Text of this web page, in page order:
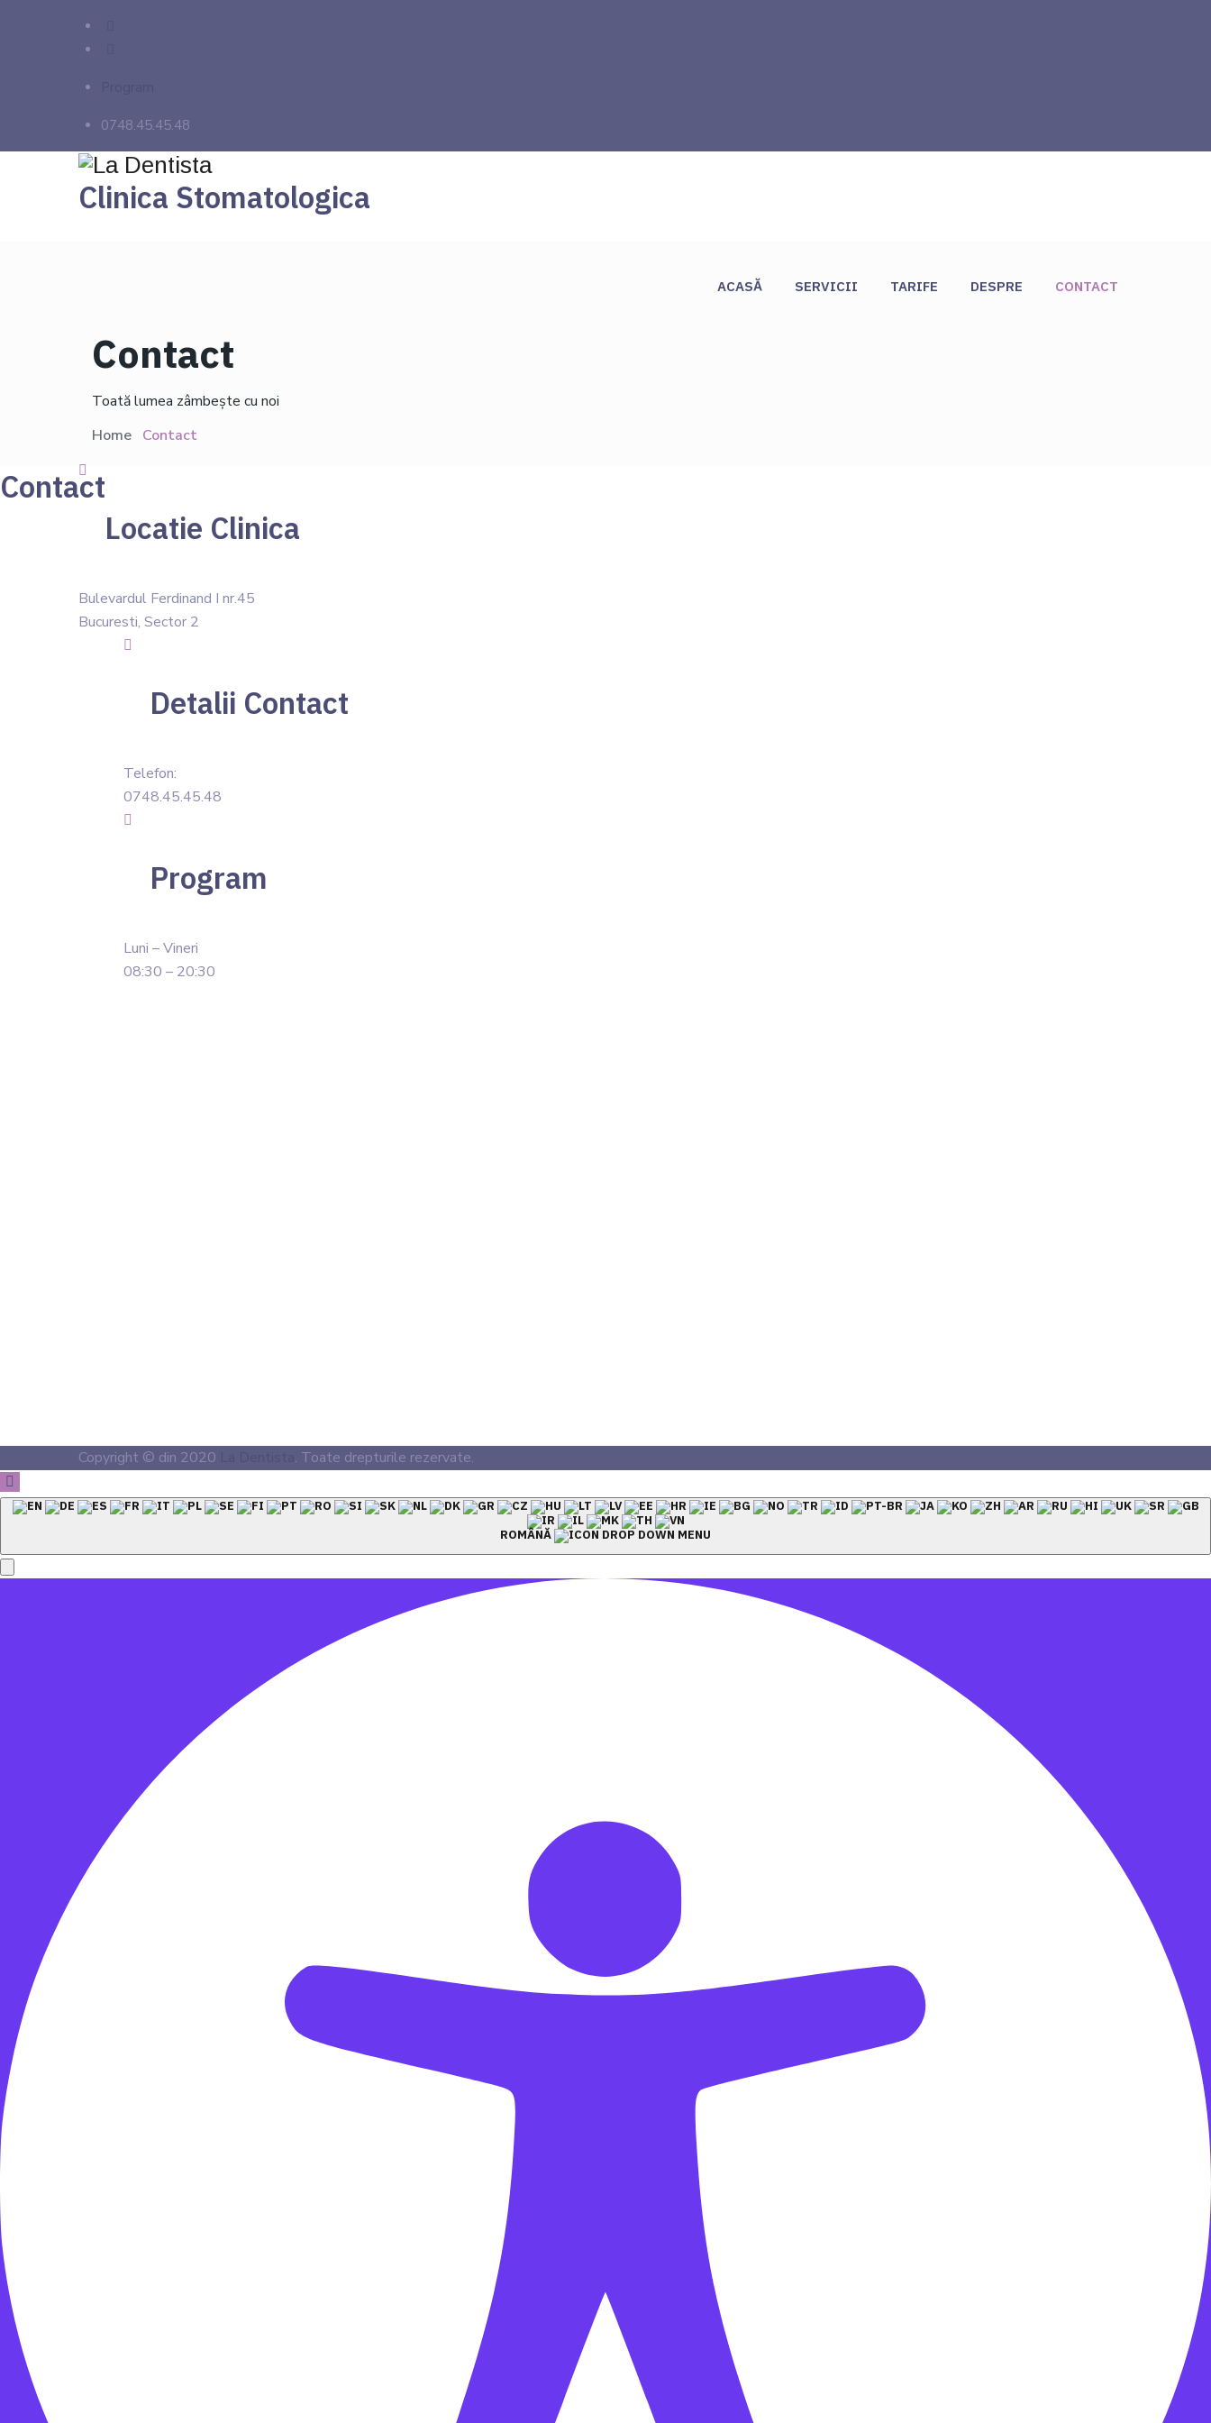
0748.45.45.48
Clinica Stomatologica
ACASĂ SERVICII TARIFE DESPRE CONTACT
Contact
Toată lumea zâmbește cu noi
Home Contact
Contact
Locatie Clinica
Bulevardul Ferdinand I nr.45
Bucuresti, Sector 2
Detalii Contact
Telefon:
0748.45.45.48
Program
Luni – Vineri
08:30 – 20:30
Copyright © din 2020 . Toate drepturile rezervate.
ROMÂNĂ